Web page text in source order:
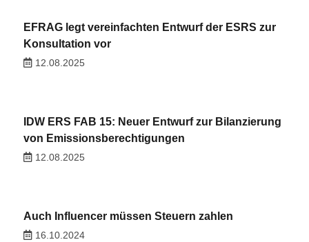
EFRAG legt vereinfachten Entwurf der ESRS zur
Konsultation vor
12.08.2025
IDW ERS FAB 15: Neuer Entwurf zur Bilanzierung
von Emissionsberechtigungen
12.08.2025
Auch Influencer müssen Steuern zahlen
16.10.2024